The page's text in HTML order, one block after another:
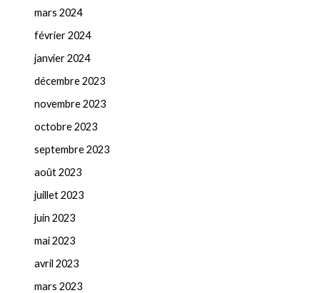
mars 2024
février 2024
janvier 2024
décembre 2023
novembre 2023
octobre 2023
septembre 2023
août 2023
juillet 2023
juin 2023
mai 2023
avril 2023
mars 2023